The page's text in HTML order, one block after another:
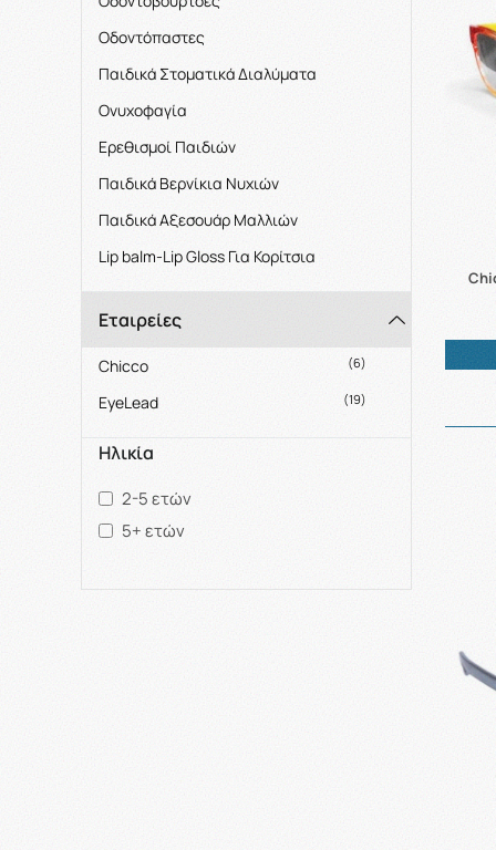
Οδοντόπαστες
Παιδικά Στοματικά Διαλύματα
Ονυχοφαγία
Ερεθισμοί Παιδιών
Παιδικά Βερνίκια Νυχιών
Παιδικά Αξεσουάρ Μαλλιών
Lip balm-Lip Gloss Για Κορίτσια
Εταιρείες
Chicco (6)
EyeLead (19)
Ηλικία
2-5 ετών
5+ ετών